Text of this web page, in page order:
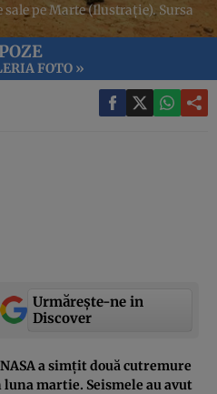
pe Marte (Ilustrație). Sursa
FOTO »
Urmărește-ne in
Discover
a simțit două cutremure
martie. Seismele au avut